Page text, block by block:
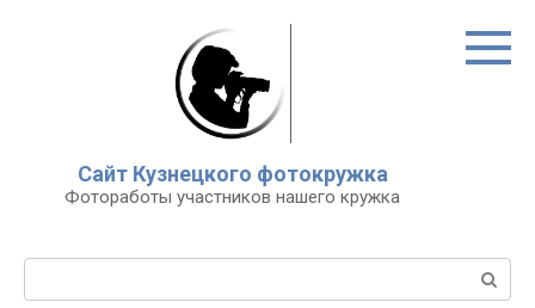
Сайт Кузнецкого фотокружка
Фотоработы участников нашего кружка
Поиск: